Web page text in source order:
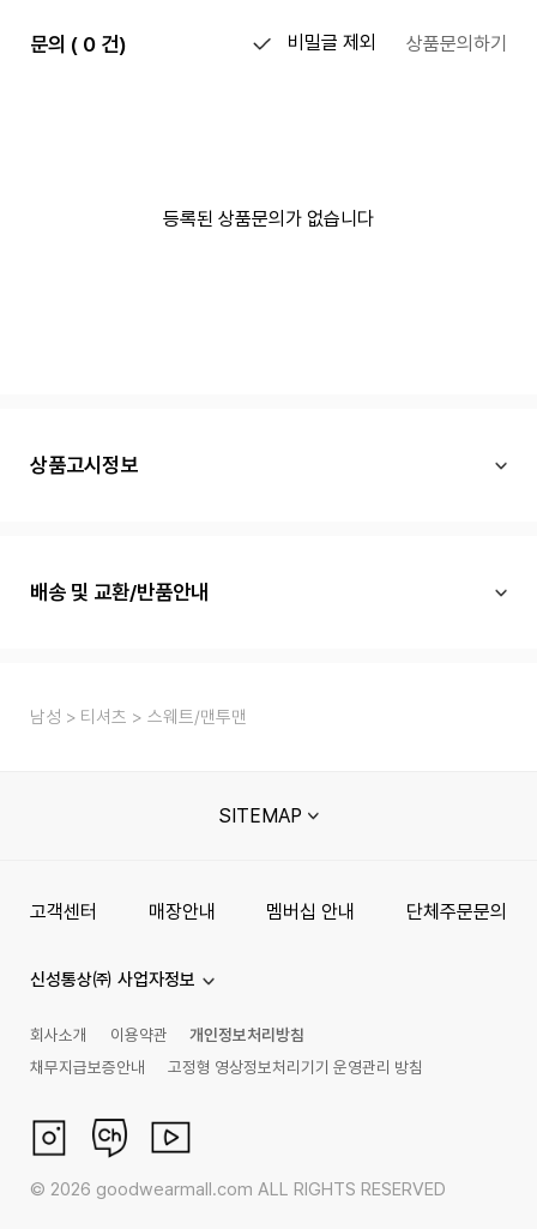
문의 ( 0 건) 비밀글 제외 상품문의하기
등록된 상품문의가 없습니다
상품고시정보
배송 및 교환/반품안내
남성 티셔츠 스웨트/맨투맨
SITEMAP
고객센터 매장안내 멤버십 안내 단체주문문의
신성통상㈜ 사업자정보
회사소개 이용약관
개인정보처리방침
채무지급보증안내
고정형 영상정보처리기기 운영관리 방침
© 2026 goodwearmall.com ALL RIGHTS RESERVED